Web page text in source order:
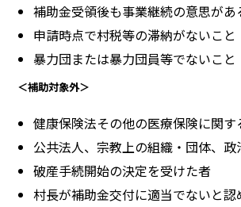
補助金受領後も事業継続の意思があ
申請時点で村税等の滞納がないこと
暴力団または暴力団員等でないこと
＜補助対象外＞
健康保険法その他の医療保険に関
公共法人、宗教上の組織・団体、政
破産手続開始の決定を受けた者
村長が補助金交付に適当でないと認